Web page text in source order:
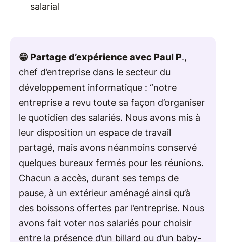
salarial
😁 Partage d’expérience avec Paul P.,
chef d’entreprise dans le secteur du
développement informatique : “notre
entreprise a revu toute sa façon d’organiser
le quotidien des salariés. Nous avons mis à
leur disposition un espace de travail
partagé, mais avons néanmoins conservé
quelques bureaux fermés pour les réunions.
Chacun a accès, durant ses temps de
pause, à un extérieur aménagé ainsi qu’à
des boissons offertes par l’entreprise. Nous
avons fait voter nos salariés pour choisir
entre la présence d’un billard ou d’un baby-